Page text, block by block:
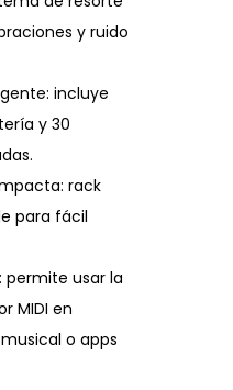
y ruido
incluye
y 30
rack
para fácil
permite usar la
MIDI en
o apps